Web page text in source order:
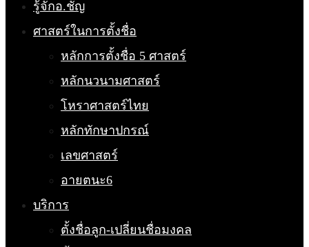
รู้จักอ.ชัญ
ศาสตร์ในการตั้งชื่อ
หลักการตั้งชื่อ 5 ศาสตร์
หลักนวนามศาสตร์
โหราศาสตร์ไทย
หลักทักษาปกรณ์
เลขศาสตร์
อายตนะ6
บริการ
ตั้งชื่อลูก-เปลี่ยนชื่อมงคล